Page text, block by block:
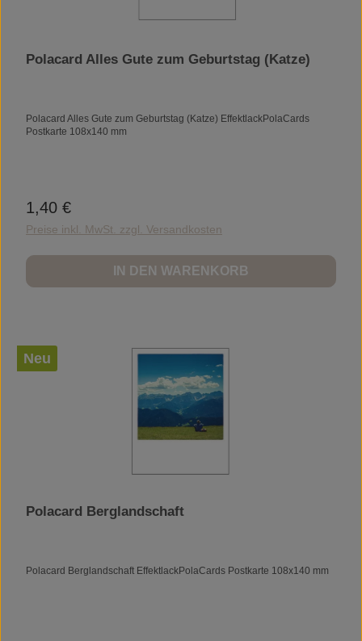
Polacard Alles Gute zum Geburtstag (Katze)
Polacard Alles Gute zum Geburtstag (Katze) EffektlackPolaCards
Postkarte 108x140 mm
Regulärer Preis:
1,40 €
Preise inkl. MwSt. zzgl. Versandkosten
IN DEN WARENKORB
Neu
Polacard Berglandschaft
Polacard Berglandschaft EffektlackPolaCards Postkarte 108x140 mm